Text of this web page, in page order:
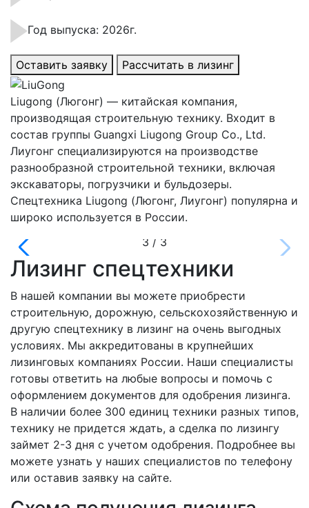
Год выпуска: 2026г.
Оставить заявку Рассчитать в лизинг
Liugong (Люгонг) — китайская компания,
производящая строительную технику. Входит в
состав группы Guangxi Liugong Group Co., Ltd.
Лиугонг специализируются на производстве
разнообразной строительной техники, включая
экскаваторы, погрузчики и бульдозеры.
Спецтехника Liugong (Люгонг, Лиугонг) популярна и
широко используется в России.
Лизинг спецтехники
В нашей компании вы можете приобрести
строительную, дорожную, сельскохозяйственную и
другую спецтехнику в лизинг на очень выгодных
условиях. Мы аккредитованы в крупнейших
лизинговых компаниях России. Наши специалисты
готовы ответить на любые вопросы и помочь с
оформлением документов для одобрения лизинга.
В наличии более 300 единиц техники разных типов,
технику не придется ждать, а сделка по лизингу
займет 2-3 дня с учетом одобрения. Подробнее вы
можете узнать у наших специалистов по телефону
или оставив заявку на сайте.